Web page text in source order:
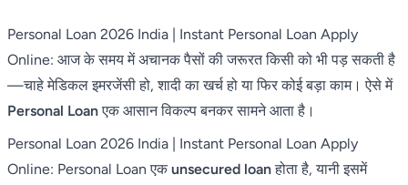
Personal Loan 2026 India | Instant Personal Loan Apply
Online: आज के समय में अचानक पैसों की जरूरत किसी को भी पड़ सकती है
—चाहे मेडिकल इमरजेंसी हो, शादी का खर्च हो या फिर कोई बड़ा काम। ऐसे में
Personal Loanएक आसान विकल्प बनकर सामने आता है।
Personal Loan 2026 India | Instant Personal Loan Apply
Online: Personal Loan एक unsecured loanहोता है, यानी इसमें